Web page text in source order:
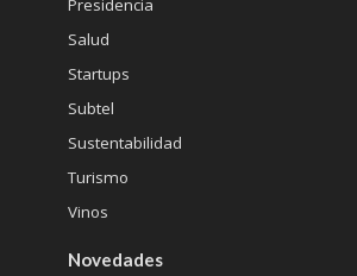
Presidencia
Salud
Startups
Subtel
Sustentabilidad
Turismo
Vinos
Novedades